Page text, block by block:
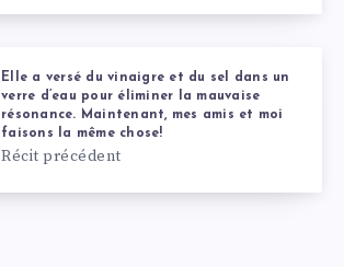
Elle a versé du vinaigre et du sel dans un
verre d’eau pour éliminer la mauvaise
résonance. Maintenant, mes amis et moi
faisons la même chose!
Récit précédent